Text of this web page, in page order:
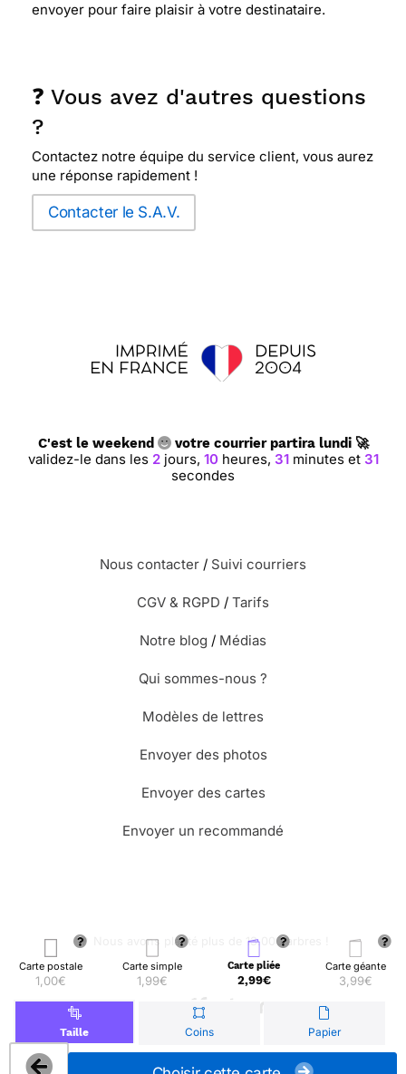
Carte postale
1,00€
Carte simple
1,99€
Carte pliée
2,99€
Carte géante
3,99€
Taille Coins Papier
envoyer pour faire plaisir à votre destinataire.
❓ Vous avez d'autres questions
?
Contactez notre équipe du service client, vous aurez
une réponse rapidement !
Contacter le S.A.V.
C'est le weekend votre courrier partira lundi 🚀
validez-le dans les 2jours, 10heures, 31minutes et 30
secondes
Nous contacter / Suivi courriers
CGV & RGPD / Tarifs
Notre blog / Médias
Qui sommes-nous ?
Modèles de lettres
Envoyer des photos
Envoyer des cartes
Envoyer un recommandé
🌳 Nous avons planté plus de 13.000 arbres !
© Merci Facteur